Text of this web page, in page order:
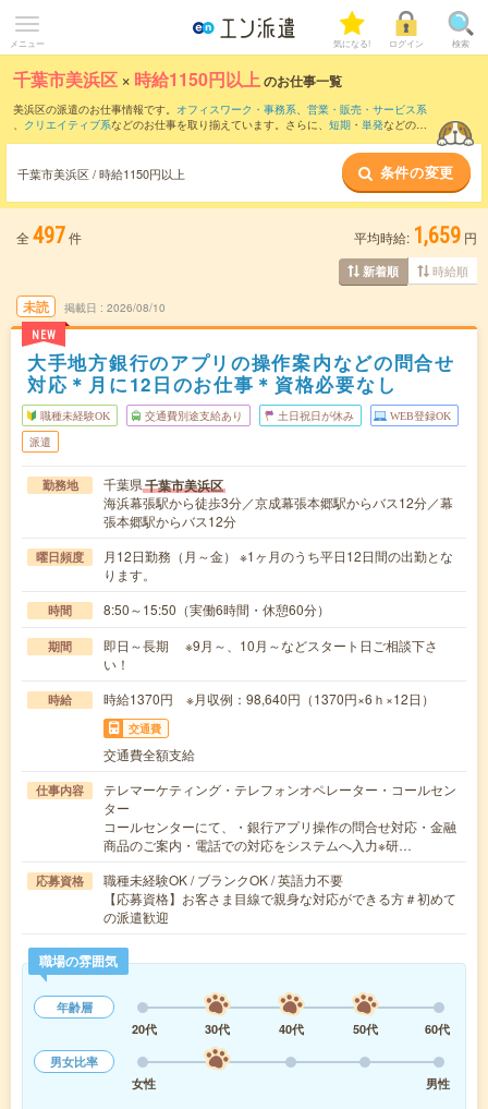
メニュー 気になる! ログイン 検索
千葉市美浜区 × 時給1150円以上のお仕事一覧
美浜区の派遣のお仕事情報です。 オフィスワーク・事務系、 営業・販売・サービス系
、 クリエイティブ系などのお仕事を取り揃えています。さらに、 短期 ・ 単発などの期
千葉市美浜区 / 時給1150円以上 条件の変更
全 497件 平均時給: 1,659 円
新着順 時給順
未読
NEW
掲載日 2026/08/10
大手地方銀行のアプリの操作案内などの問合せ
対応＊月に12日のお仕事＊資格必要なし
職種未経験OK 交通費別途支給あり 土日祝日が休み WEB登録OK
派遣
勤務地 千葉県千葉市美浜区
海浜幕張駅から徒歩3分／京成幕張本郷駅からバス12分／幕
張本郷駅からバス12分
曜日頻度
月12日勤務（月～金） ※1ヶ月のうち平日12日間の出勤とな
ります。
時間 8:50～15:50（実働6時間・休憩60分）
期間
即日～長期 ※9月～、10月～などスタート日ご相談下さ
い！
時給 時給1370円 ※月収例：98,640円（1370円×6ｈ×12日）
交通費
交通費全額支給
仕事内容
テレマーケティング・テレフォンオペレーター・コールセン
ター
コールセンターにて、・銀行アプリ操作の問合せ対応・金融
商品のご案内・電話での対応をシステムへ入力※研…
応募資格
職種未経験OK / ブランクOK / 英語力不要
【応募資格】お客さま目線で親身な対応ができる方＃初めて
の派遣歓迎
職場の雰囲気
年齢層
20代
30代 40代 50代
60代
男女比率
女性
男性